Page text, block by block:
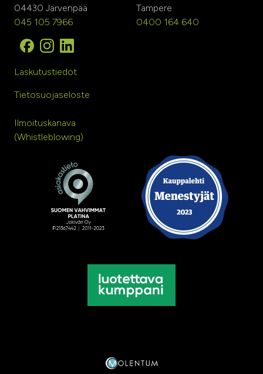
04430 Järvenpää
045 105 7966
Tampere
0400 164 640
Laskutustiedot
Tietosuojaseloste
Ilmoituskanava
(Whistleblowing)